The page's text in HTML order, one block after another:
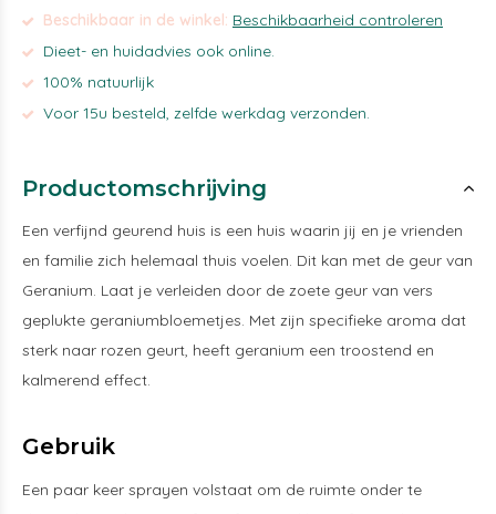
Beschikbaar in de winkel: Beschikbaarheid controleren
Dieet- en huidadvies ook online.
100% natuurlijk
Voor 15u besteld, zelfde werkdag verzonden.
Productomschrijving
Een verfijnd geurend huis is een huis waarin jij en je vrienden
en familie zich helemaal thuis voelen. Dit kan met de geur van
Geranium. Laat je verleiden door de zoete geur van vers
geplukte geraniumbloemetjes. Met zijn specifieke aroma dat
sterk naar rozen geurt, heeft geranium een troostend en
kalmerend effect.
Gebruik
Een paar keer sprayen volstaat om de ruimte onder te